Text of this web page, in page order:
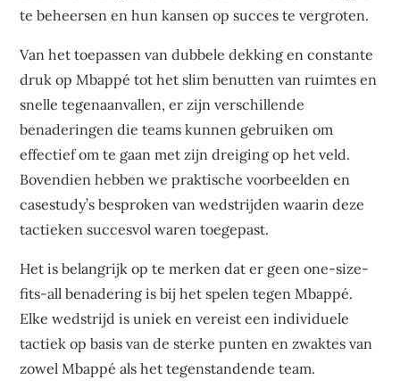
te beheersen en hun kansen op succes te vergroten.
Van het toepassen van dubbele dekking en constante
druk op Mbappé tot het slim benutten van ruimtes en
snelle tegenaanvallen, er zijn verschillende
benaderingen die teams kunnen gebruiken om
effectief om te gaan met zijn dreiging op het veld.
Bovendien hebben we praktische voorbeelden en
casestudy’s besproken van wedstrijden waarin deze
tactieken succesvol waren toegepast.
Het is belangrijk op te merken dat er geen one-size-
fits-all benadering is bij het spelen tegen Mbappé.
Elke wedstrijd is uniek en vereist een individuele
tactiek op basis van de sterke punten en zwaktes van
zowel Mbappé als het tegenstandende team.